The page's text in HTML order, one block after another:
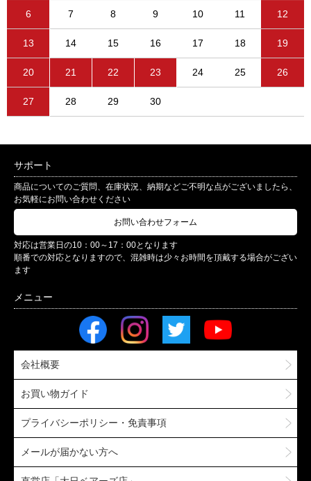
6 7 8 9 10 11 12
13 14 15 16 17 18 19
20 21 22 23 24 25 26
27 28 29 30
サポート
商品についてのご質問、在庫状況、納期などご不明な点がございましたら、
お気軽にお問い合わせください
お問い合わせフォーム
対応は営業日の10：00～17：00となります
順番での対応となりますので、混雑時は少々お時間を頂戴する場合がござい
ます
会社概要
お買い物ガイド
プライバシーポリシー・免責事項
メールが届かない方へ